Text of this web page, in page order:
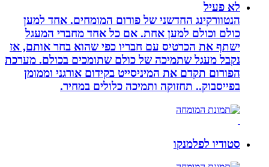
לא פעיל
הנטוורקינג החדשני של פורום המומחים. אחד למען
כולם וכולם למען אחת. אם כל אחד מחברי המעגל
ישתף את הכרטיס עם חבריו כפי שהוא בחר אותם, אז
נקבל מעגל שתמיכה של כולם שתומכים בכולם. מערכת
הפורום תקדם את המיניסייט בקידום אורגני וממומן
בפייסבוק.. תחזוקה ותמיכה כלולים במחיר.
סטודיו לפלמנקו